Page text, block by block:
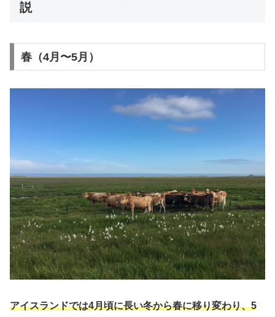
説
春（4月〜5月）
アイスランドでは4月頃に長い冬から春に移り変わり、5